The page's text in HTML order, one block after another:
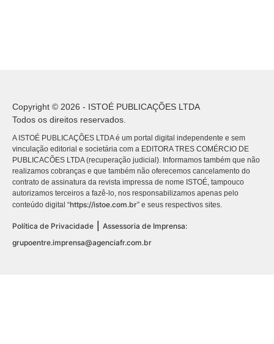
Copyright © 2026 - ISTOÉ PUBLICAÇÕES LTDA
Todos os direitos reservados.
A ISTOÉ PUBLICAÇÕES LTDA é um portal digital independente e sem
vinculação editorial e societária com a EDITORA TRES COMÉRCIO DE
PUBLICACÕES LTDA (recuperação judicial). Informamos também que não
realizamos cobranças e que também não oferecemos cancelamento do
contrato de assinatura da revista impressa de nome ISTOÉ, tampouco
autorizamos terceiros a fazê-lo, nos responsabilizamos apenas pelo
conteúdo digital “https://istoe.com.br” e seus respectivos sites.
Política de Privacidade
Assessoria de Imprensa:
grupoentre.imprensa@agenciafr.com.br